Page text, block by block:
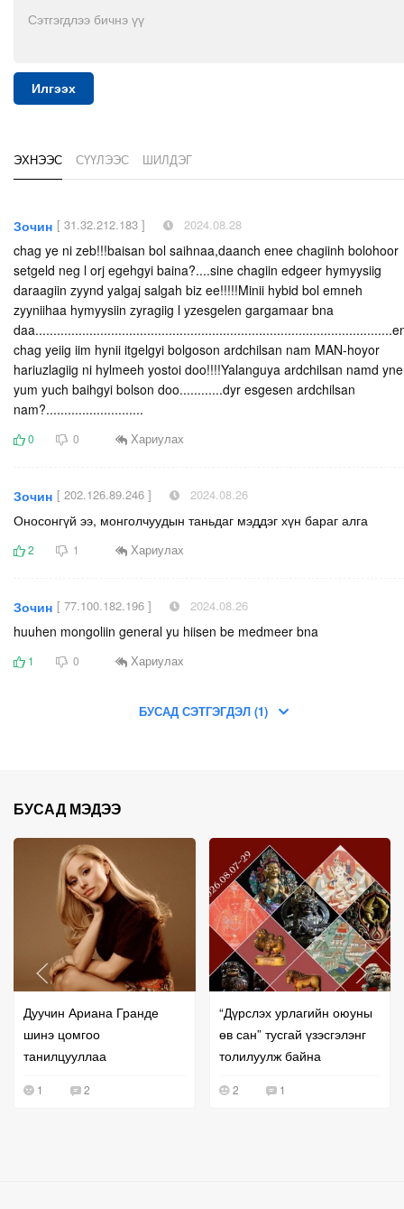
Илгээх
ЭХНЭЭС СҮҮЛЭЭС ШИЛДЭГ
Зочин [ 31.32.212.183 ] 2024.08.28
chag ye ni zeb!!!baisan bol saihnaa,daanch enee chagiinh bolohoor
setgeld neg l orj egehgyi baina?....sine chagiin edgeer hymyysiig
daraagiin zyynd yalgaj salgah biz ee!!!!!Minii hybid bol emneh
zyyniihaa hymyysiin zyragiig l yzesgelen gargamaar bna
chag yeiig iim hynii itgelgyi bolgoson ardchilsan nam MAN-hoyor
hariuzlagiig ni hylmeeh yostoi doo!!!!Yalanguya ardchilsan namd
yum yuch baihgyi bolson doo............dyr esgesen ardchilsan
nam?...........................
0 0 Хариулах
Зочин [ 202.126.89.246 ] 2024.08.26
Оносонгүй ээ, монголчуудын таньдаг мэддэг хүн бараг алга
2 1 Хариулах
Зочин [ 77.100.182.196 ] 2024.08.26
huuhen mongoliin general yu hiisen be medmeer bna
1 0 Хариулах
БУСАД СЭТГЭГДЭЛ (1)
БУСАД МЭДЭЭ
Дуучин Ариана Гранде
шинэ цомгоо
танилцууллаа
1 2
“Дүрслэх урлагийн оюуны
өв сан” тусгай үзэсгэлэнг
толилуулж байна
2 1